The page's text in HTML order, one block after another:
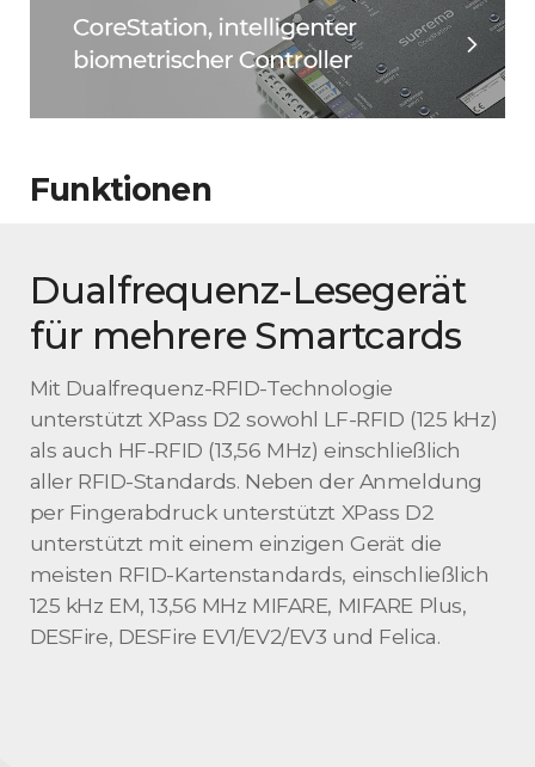
Funktionen
Dualfrequenz-Lesegerät
für mehrere Smartcards
Mit Dualfrequenz-RFID-Technologie
unterstützt XPass D2 sowohl LF-RFID (125 kHz)
als auch HF-RFID (13,56 MHz) einschließlich
aller RFID-Standards. Neben der Anmeldung
per Fingerabdruck unterstützt XPass D2
unterstützt mit einem einzigen Gerät die
meisten RFID-Kartenstandards, einschließlich
125 kHz EM, 13,56 MHz MIFARE, MIFARE Plus,
DESFire, DESFire EV1/EV2/EV3 und Felica.